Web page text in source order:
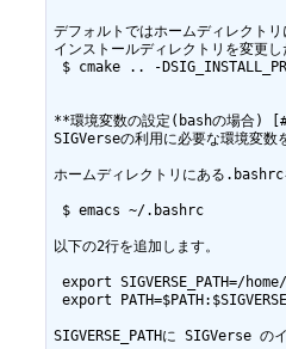
デフォルトではホームディレクト
インストールディレクトリを変更
$ cmake .. -
**環境変数の設定(bashの場合)
SIGVerseの利用に必要な環境変数
ホームディレクトリにある.bashrc
$ emacs ~/.bashrc
以下の2行を追加します。
export SIGVERSE_PATH=/
export
SIGVERSE_PATHに SIGVerse の